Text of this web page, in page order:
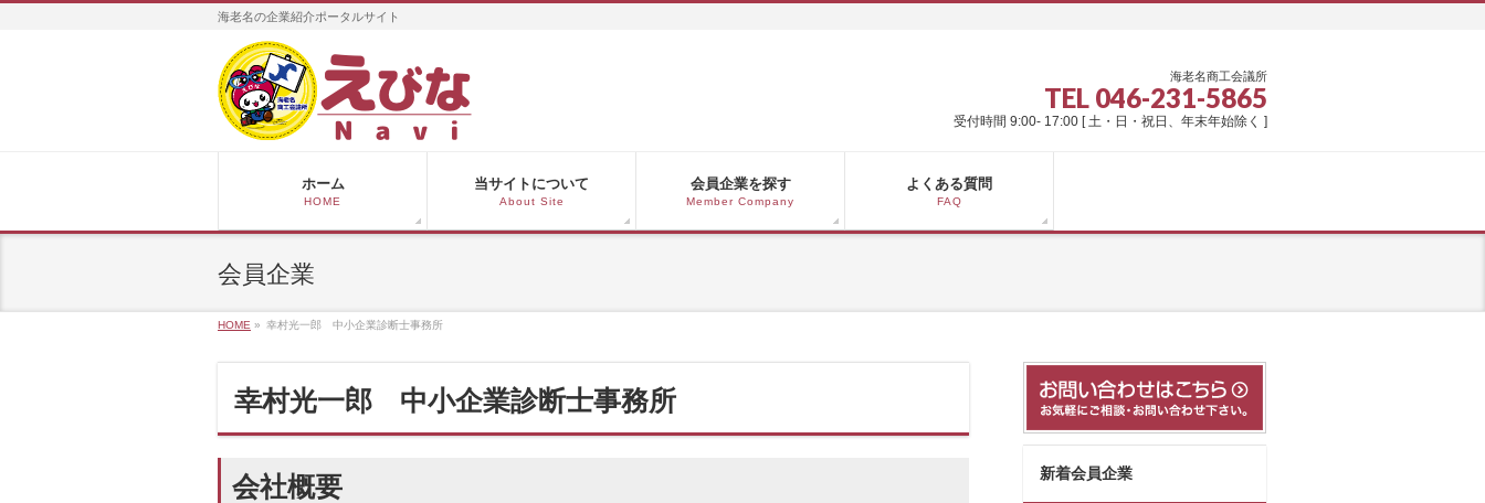
海老名の企業紹介ポータルサイト
海老名商工会議所
TEL 046-231-5865
受付時間 9:00- 17:00 [ 土・日・祝日、年末年始除く ]
ホーム
HOME
当サイトについて
About Site
会員企業を探す
Member Company
よくある質問
FAQ
会員企業
HOME » 幸村光一郎 中小企業診断士事務所
幸村光一郎 中小企業診断士事務所
会社概要 新着会員企業